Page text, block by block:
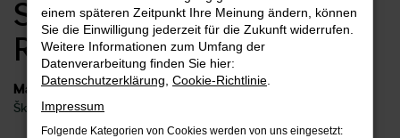
Skoda Scala Neuwagen
Remshalden
Marken
Škoda
einem späteren Zeitpunkt Ihre Meinung ändern, können
Sie die Einwilligung jederzeit für die Zukunft widerrufen.
Weitere Informationen zum Umfang der
Datenverarbeitung finden Sie hier:
Datenschutzerklärung Cookie-Richtlinie
Impressum
Folgende Kategorien von Cookies werden von uns eingesetzt: